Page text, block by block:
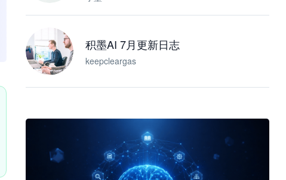
积墨AI 7月更新日志
keepcleargas